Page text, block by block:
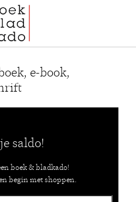
e-book,
saldo!
boek & bladkado!
begin met shoppen.